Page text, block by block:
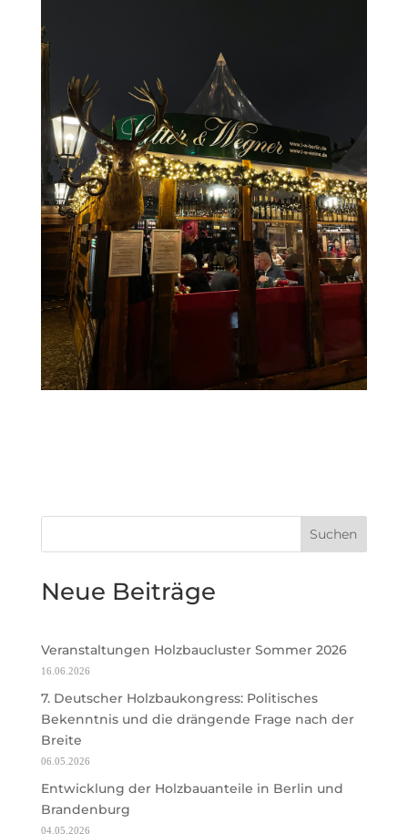
Suchen
Neue Beiträge
Veranstaltungen Holzbaucluster Sommer 2026
16.06.2026
7. Deutscher Holzbaukongress: Politisches
Bekenntnis und die drängende Frage nach der
Breite
06.05.2026
Entwicklung der Holzbauanteile in Berlin und
Brandenburg
04.05.2026